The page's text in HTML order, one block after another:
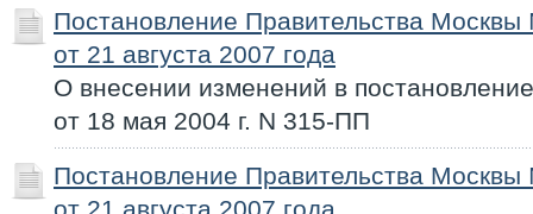
Постановление Правительства
от 21 августа 2007 года
О внесении изменений в
от 18 мая 2004 г. N 315-ПП
Постановление Правительства